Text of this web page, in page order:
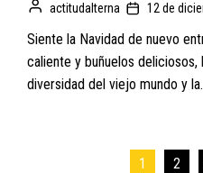
actitudalterna 12 de
Siente la Navidad de nuevo
caliente y buñuelos
diversidad del viejo mundo y
1 2